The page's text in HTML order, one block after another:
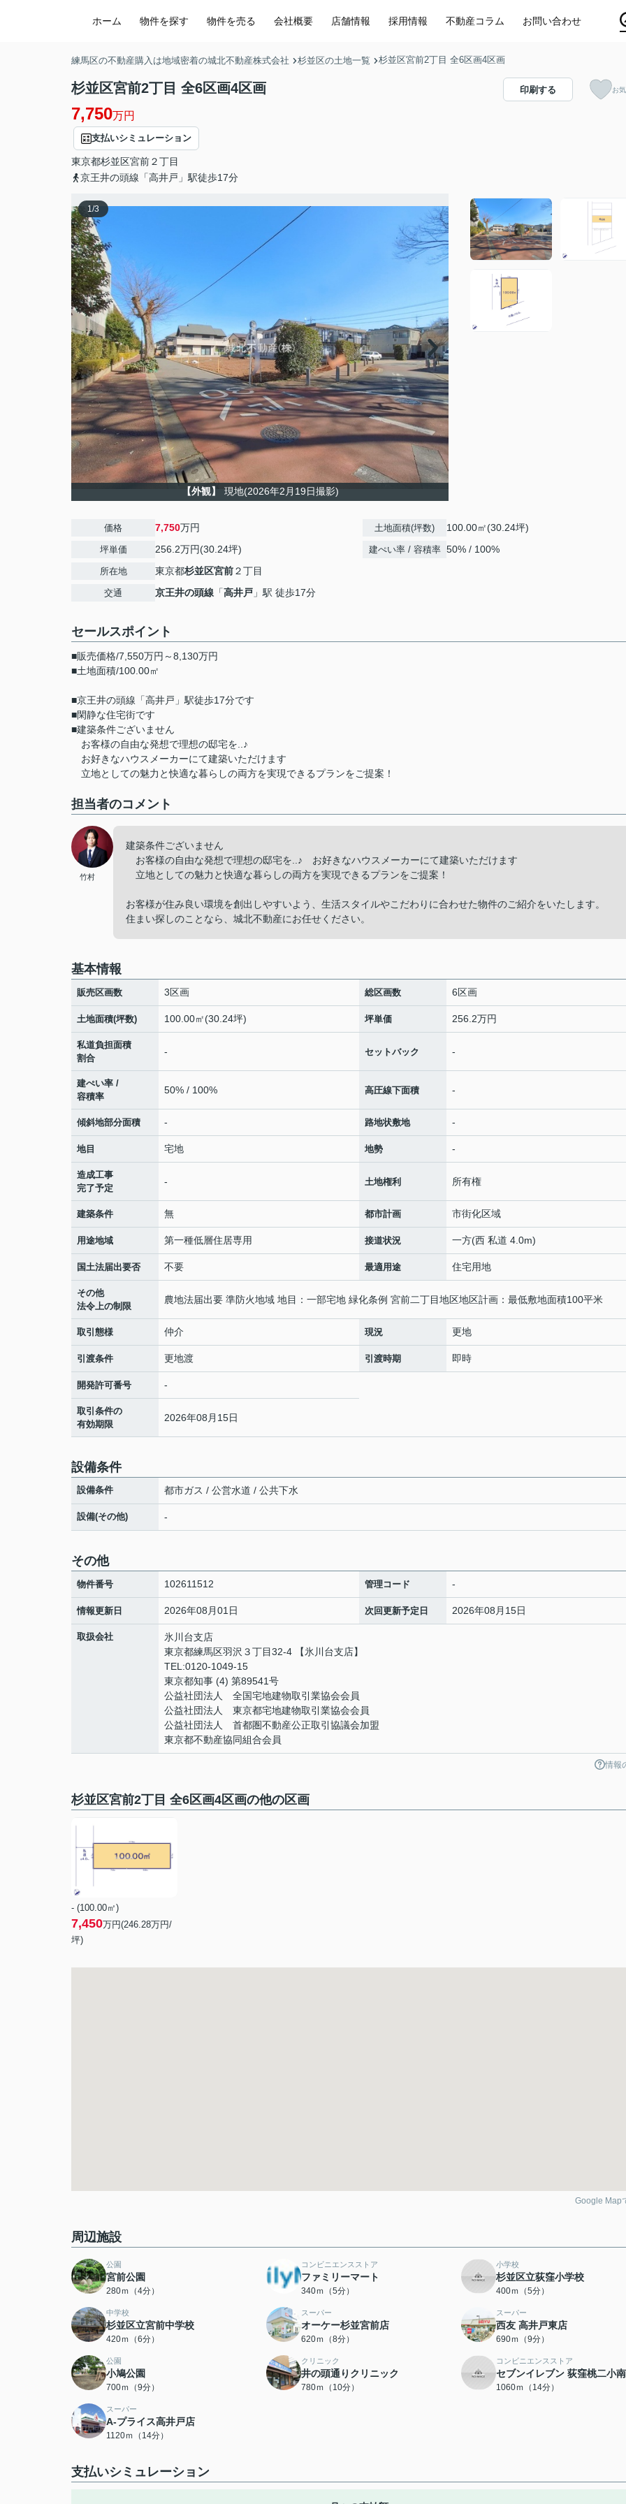
ホーム 物件を探す 物件を売る 会社概要 店舗情報 採用情報 不動産コラム お問い合わせ
練馬区の不動産購入は地域密着の城北不動産株式会社 杉並区の土地一覧 杉並区宮前2丁目 全6区画4区画
杉並区宮前2丁目 全6区画4区画
7,750万円
支払いシミュレーション
東京都杉並区宮前２丁目
京王井の頭線「高井戸」駅徒歩17分
印刷する お
1/3
【外観】 現地(2026年2月19日撮影)
価格 7,750万円
坪単価 256.2万円(30.24坪)
所在地 東京都杉並区宮前２丁目
交通 京王井の頭線 「高井戸 」駅 徒歩17分
土地面積(坪数) 100.00㎡(30.24坪)
建ぺい率 / 容積率 50% / 100%
セールスポイント
■販売価格/7,550万円～8,130万円
■土地面積/100.00㎡
■京王井の頭線「高井戸」駅徒歩17分です
■閑静な住宅街です
■建築条件ございません
お客様の自由な発想で理想の邸宅を..♪
お好きなハウスメーカーにて建築いただけます
立地としての魅力と快適な暮らしの両方を実現できるプランをご提案！
担当者のコメント
竹村
建築条件ございません
お客様の自由な発想で理想の邸宅を..♪ お好きなハウスメーカーにて建築いただけます
立地としての魅力と快適な暮らしの両方を実現できるプランをご提案！
お客様が住み良い環境を創出しやすいよう、生活スタイルやこだわりに合わせた物件のご紹介をいたします。
住まい探しのことなら、城北不動産にお任せください。
基本情報
販売区画数 3区画 総区画数 6区画
土地面積(坪数) 100.00㎡(30.24坪) 坪単価 256.2万円
私道負担面積
割合
- セットバック -
建ぺい率 /
容積率
50% / 100% 高圧線下面積 -
傾斜地部分面積 - 路地状敷地 -
地目 宅地 地勢 -
造成工事
完了予定
- 土地権利 所有権
建築条件 無 都市計画 市街化区域
用途地域 第一種低層住居専用 接道状況 一方(西 私道 4.0m)
国土法届出要否 不要 最適用途 住宅用地
その他
法令上の制限
農地法届出要 準防火地域 地目：一部宅地 緑化条例 宮前二丁目地区地区計画：最低敷地面積100平米
取引態様 仲介 現況 更地
引渡条件 更地渡 引渡時期 即時
開発許可番号 -
取引条件の
有効期限
2026年08月15日
設備条件
設備条件 都市ガス / 公営水道 / 公共下水
設備(その他) -
その他
物件番号 102611512 管理コード -
情報更新日 2026年08月01日 次回更新予定日 2026年08月15日
取扱会社
氷川台支店
東京都練馬区羽沢３丁目32-4 【氷川台支店】
TEL:0120-1049-15
東京都知事 (4) 第89541号
公益社団法人 全国宅地建物取引業協会会員
公益社団法人 東京都宅地建物取引業協会会員
公益社団法人 首都圏不動産公正取引協議会加盟
東京都不動産協同組合会員
情報
杉並区宮前2丁目 全6区画4区画の他の区画
- (100.00㎡)
7,450万円(246.28万円/
坪)
Google Map
周辺施設
公園
宮前公園
280ｍ（4分）
コンビニエンスストア
ファミリーマート
340ｍ（5分）
小学校
杉並区立荻窪小学校
400ｍ（5分）
中学校
杉並区立宮前中学校
420ｍ（6分）
スーパー
オーケー杉並宮前店
620ｍ（8分）
スーパー
西友 高井戸東店
690ｍ（9分）
公園
小鳩公園
700ｍ（9分）
クリニック
井の頭通りクリニック
780ｍ（10分）
コンビニエンスストア
セブンイレブン 荻窪桃二小
1060ｍ（14分）
スーパー
A-プライス高井戸店
1120ｍ（14分）
支払いシミュレーション